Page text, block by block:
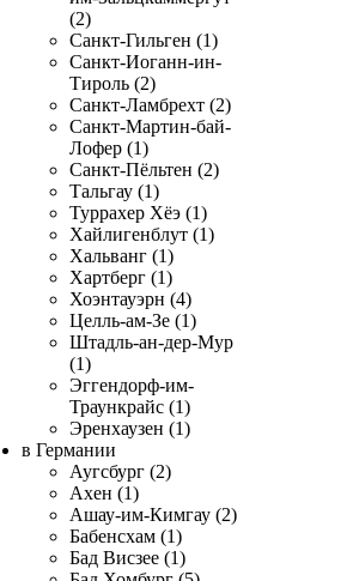
(2)
Санкт-Гильген (1)
Санкт-Иоганн-ин-
Тироль (2)
Санкт-Ламбрехт (2)
Санкт-Мартин-бай-
Лофер (1)
Санкт-Пёльтен (2)
Тальгау (1)
Туррахер Хёэ (1)
Хайлигенблут (1)
Хальванг (1)
Хартберг (1)
Хоэнтауэрн (4)
Целль-ам-Зе (1)
Штадль-ан-дер-Мур
(1)
Эггендорф-им-
Траункрайс (1)
Эренхаузен (1)
в Германии
Аугсбург (2)
Ахен (1)
Ашау-им-Кимгау (2)
Бабенсхам (1)
Бад Висзее (1)